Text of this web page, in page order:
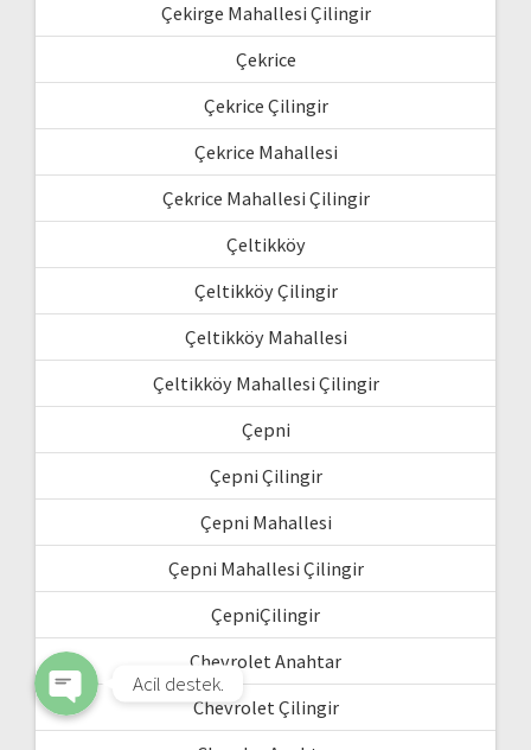
Çekirge Mahallesi Çilingir
Çekrice
Çekrice Çilingir
Çekrice Mahallesi
Çekrice Mahallesi Çilingir
Çeltikköy
Çeltikköy Çilingir
Çeltikköy Mahallesi
Çeltikköy Mahallesi Çilingir
Çepni
Çepni Çilingir
Çepni Mahallesi
Çepni Mahallesi Çilingir
ÇepniÇilingir
Chevrolet Anahtar
Chevrolet Çilingir
WhatsApp
Acil destek.